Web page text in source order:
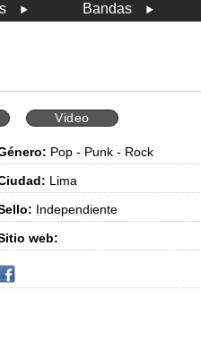
Bandas
Video
Pop - Punk - Rock
Lima
Independiente
web: